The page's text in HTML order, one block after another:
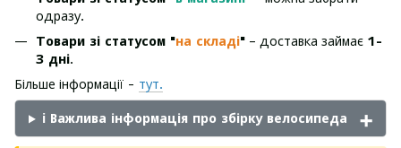
одразу.
Товари зі статусом "на складі" – доставка займає 1-
3 дні.
Більше інформації - тут.
ℹ️ Важлива інформація про збірку велосипеда